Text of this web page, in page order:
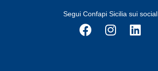
Segui Confapi Sicilia sui social